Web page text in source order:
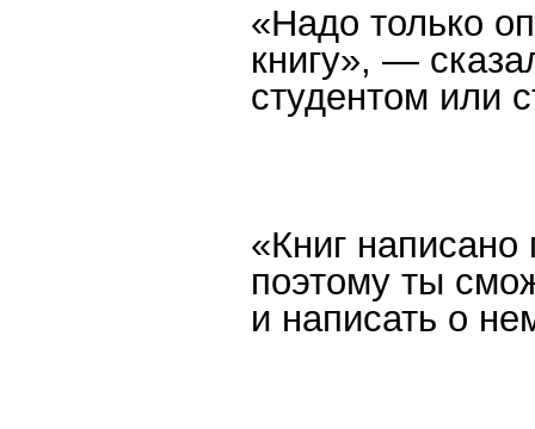
«Надо только
книгу», —
студентом или
«Книг
поэтому ты
и написать о